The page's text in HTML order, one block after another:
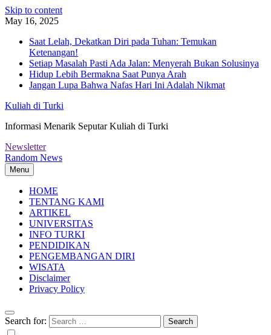
Skip to content
May 16, 2025
Saat Lelah, Dekatkan Diri pada Tuhan: Temukan
Ketenangan!
Setiap Masalah Pasti Ada Jalan: Menyerah Bukan Solusinya
Hidup Lebih Bermakna Saat Punya Arah
Jangan Lupa Bahwa Nafas Hari Ini Adalah Nikmat
Kuliah di Turki
Informasi Menarik Seputar Kuliah di Turki
Newsletter
Random News
Menu
HOME
TENTANG KAMI
ARTIKEL
UNIVERSITAS
INFO TURKI
PENDIDIKAN
PENGEMBANGAN DIRI
WISATA
Disclaimer
Privacy Policy
Search for: